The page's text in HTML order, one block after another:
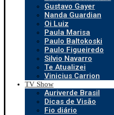
Gustavo Gayer
Nanda Guardian
Oi Luiz
Paula Marisa
Paulo Baltokoski
Paulo Figueiredo
Silvio Navarro
Te Atualizei
Vinicius Carrion
TV Show
Auriverde Brasil
Dicas de Visão
Fio diário